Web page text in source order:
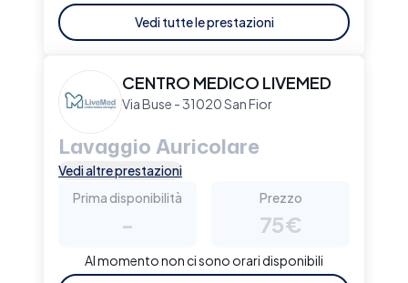
Vedi tutte le prestazioni
CENTRO MEDICO LIVEMED
Via Buse - 31020 San Fior
Lavaggio Auricolare
Vedi altre prestazioni
Prima disponibilità
-
Prezzo
75€
Al momento non ci sono orari disponibili